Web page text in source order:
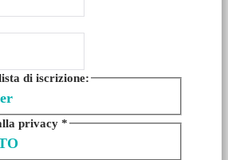
di iscrizione:
privacy*